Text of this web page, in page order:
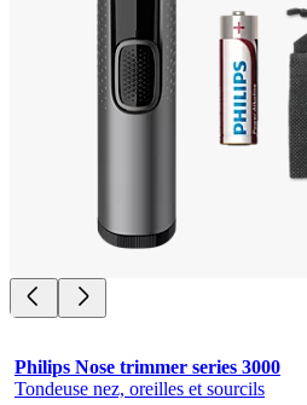
Philips Nose trimmer series 3000
Tondeuse nez, oreilles et sourcils